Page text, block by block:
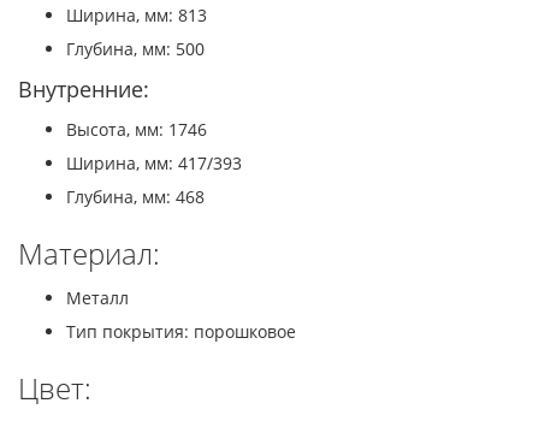
Ширина, мм: 813
Глубина, мм: 500
Внутренние:
Высота, мм: 1746
Ширина, мм: 417/393
Глубина, мм: 468
Материал:
Металл
Тип покрытия: порошковое
Цвет: